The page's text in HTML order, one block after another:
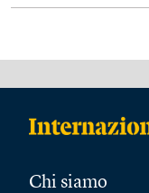
Chi siamo